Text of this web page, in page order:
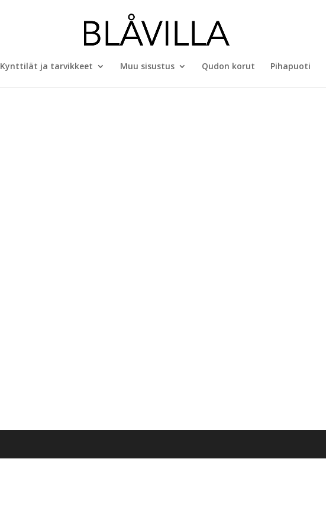
Kynttilät ja tarvikkeet Muu sisustus Qudon korut Pihapuoti